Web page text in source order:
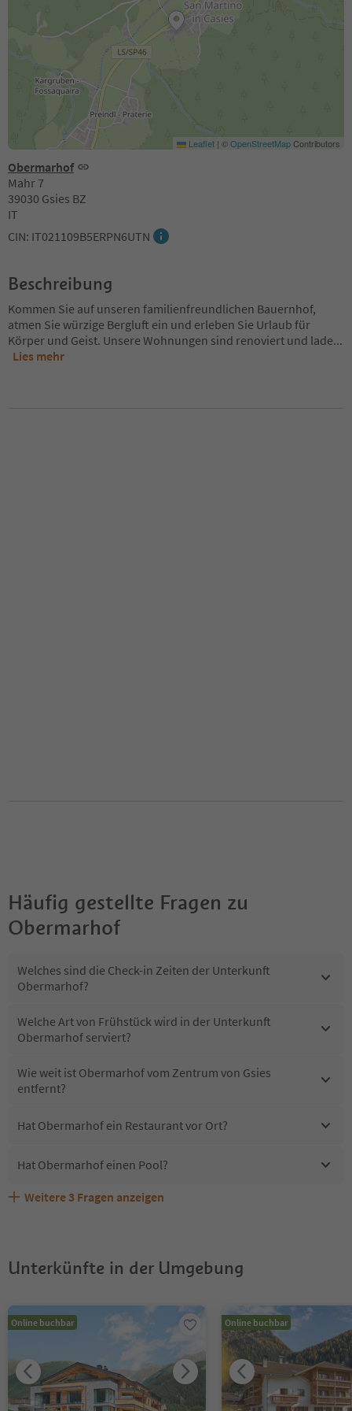
Obermarhof
Mahr 7
39030 Gsies BZ
IT
CIN: IT021109B5ERPN6UTN
Leaflet | ©OpenStreetMapContributors
Beschreibung
Kommen Sie auf unseren familienfreundlichen Bauernhof,
atmen Sie würzige Bergluft ein und erleben Sie Urlaub für
Körper und Geist. Unsere Wohnungen sind renoviert und lade...
Lies mehr
Häufig gestellte Fragen zu
Obermarhof
Welches sind die Check-in Zeiten der Unterkunft
Obermarhof?
Welche Art von Frühstück wird in der Unterkunft
Obermarhof serviert?
Wie weit ist Obermarhof vom Zentrum von Gsies
entfernt?
Hat Obermarhof ein Restaurant vor Ort?
Hat Obermarhof einen Pool?
Sind Haustiere in der Unterkunft Obermarhof erlaubt?
Welche Services bietet Obermarhof?
Erhalten die Gäste von Obermarhof einen Südtirol
Weitere 3 Fragen anzeigen
Unterkünfte in der Umgebung
Online buchbar Online buchbar